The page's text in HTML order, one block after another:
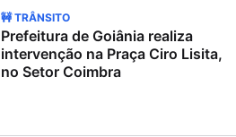
🚧 TRÂNSITO
Prefeitura de Goiânia realiza
intervenção na Praça Ciro Lisita,
no Setor Coimbra